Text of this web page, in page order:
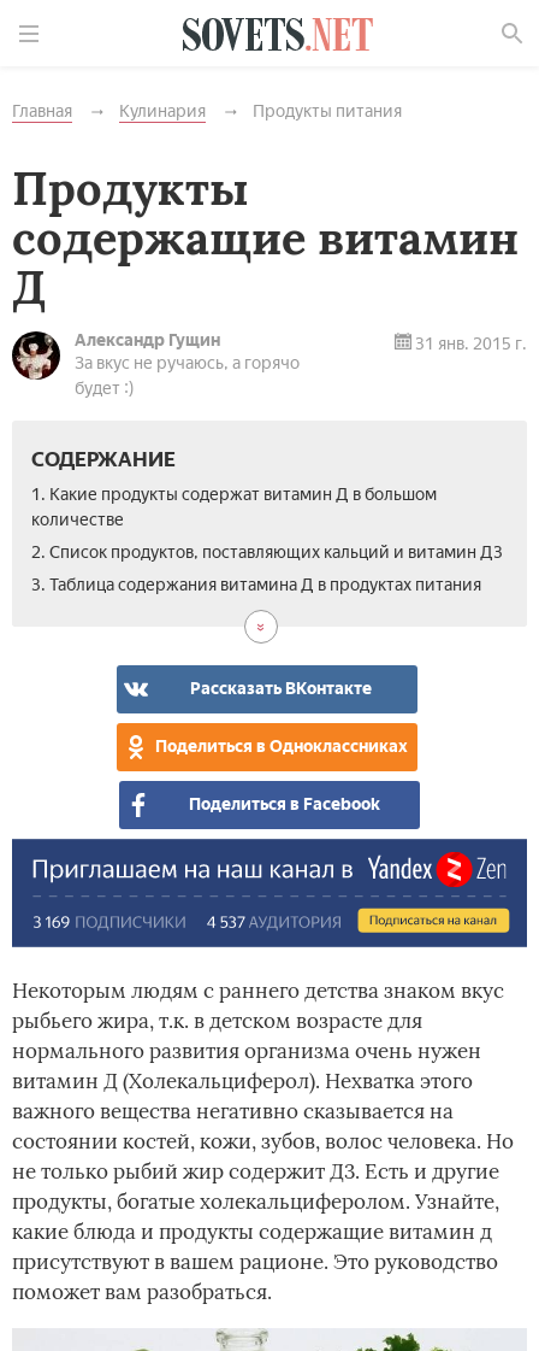
Главная Кулинария Продукты питания
Продукты
содержащие витамин
Д
Александр Гущин
За вкус не ручаюсь, а горячо
будет :)
31 янв. 2015 г.
СОДЕРЖАНИЕ
1. Какие продукты содержат витамин Д в большом
количестве
2. Список продуктов, поставляющих кальций и витамин Д3
3. Таблица содержания витамина Д в продуктах питания
Рассказать ВКонтакте
Поделиться в Одноклассниках
Поделиться в Facebook
Некоторым людям с раннего детства знаком вкус
рыбьего жира, т.к. в детском возрасте для
нормального развития организма очень нужен
витамин Д (Холекальциферол). Нехватка этого
важного вещества негативно сказывается на
состоянии костей, кожи, зубов, волос человека. Но
не только рыбий жир содержит Д3. Есть и другие
продукты, богатые холекальциферолом. Узнайте,
какие блюда и продукты содержащие витамин д
присутствуют в вашем рационе. Это руководство
поможет вам разобраться.